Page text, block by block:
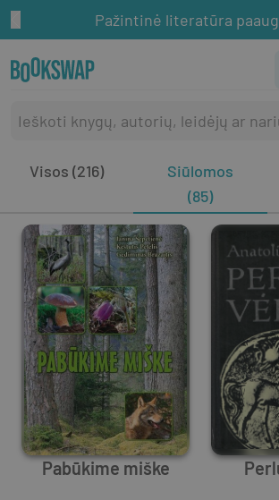
Pažintinė literatūra
Visos (216)
Siūlomos
(85)
Pabūkime miške